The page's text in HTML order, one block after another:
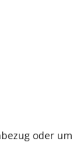
oder um